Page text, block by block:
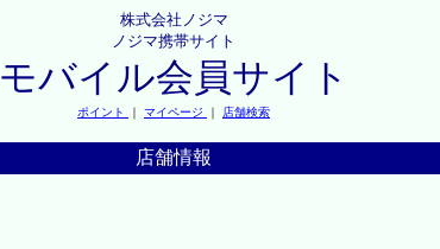
株式会社ノジマ
ノジマ携帯サイト
モバイル会員サイト
ポイント ｜ マイページ ｜ 店舗検索
店舗情報